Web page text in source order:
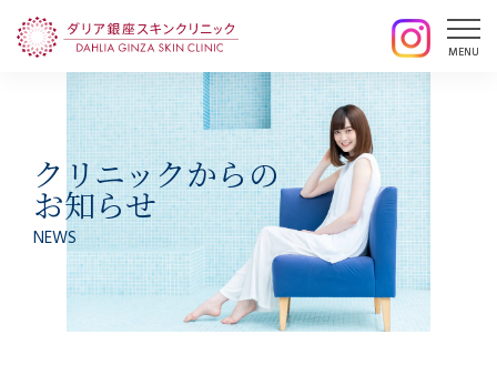
クリニックからの
お知らせ
NEWS